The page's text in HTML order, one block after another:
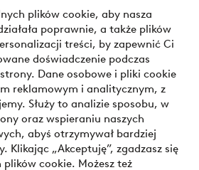
plików cookie, aby nasza
poprawnie, a także plików
treści, by zapewnić Ci
doświadczenie podczas
Dane osobowe i pliki cookie
reklamowym i analitycznym, z
Służy to analizie sposobu, w
oraz wspieraniu naszych
abyś otrzymywał bardziej
Klikając „Akceptuję”, zgadzasz się
cookie. Możesz też
- zapłać teraz lub podziel się
więcej o naszych opcjach płatności